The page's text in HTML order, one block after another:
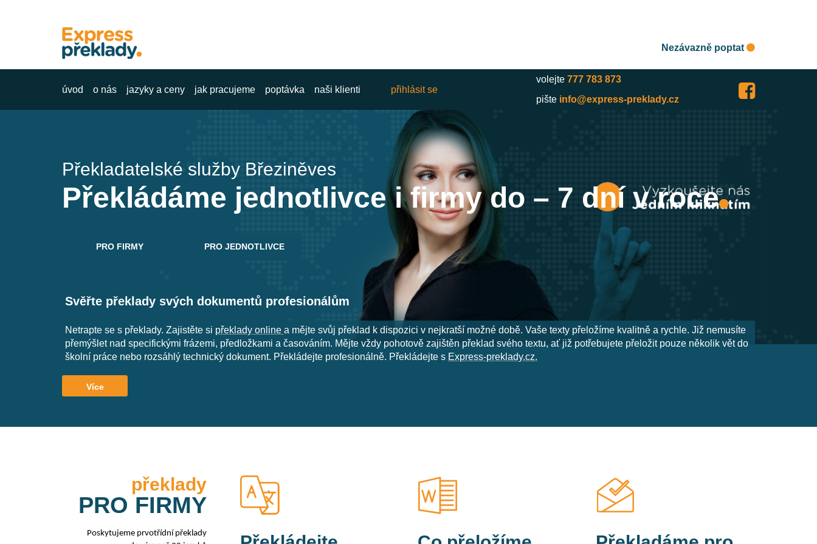
Nezávazně poptat
úvod o nás jazyky a ceny jak pracujeme poptávka naši klienti přihlásit se
volejte 777 783 873
pište info@express-preklady.cz
Překladatelské služby Březiněves
Překládáme jednotlivce i firmy do – 7 dní v roce
PRO FIRMY PRO JEDNOTLIVCE
Svěřte překlady svých dokumentů profesionálům
Netrapte se s překlady. Zajistěte si překlady online a mějte svůj překlad k dispozici v nejkratší možné době. Vaše texty přeložíme kvalitně a rychle. Již nemusíte
přemýšlet nad specifickými frázemi, předložkami a časováním. Mějte vždy pohotově zajištěn překlad svého textu, ať již potřebujete přeložit pouze několik vět do
školní práce nebo rozsáhlý technický dokument. Překládejte profesionálně. Překládejte s Express-preklady.cz.
Potřebujete pro svou společnost zajistit překlad obchodních a propagačních materiálů? Věnujte se tomu, co umíte nejlépe a starost o anglický překlad nechejte
na nás. Přeložíme pro vás obchodní smlouvy, marketingové texty, zajistíme vám ale také akreditovaného překladatele pro soudní překlady. K našim službám
patří mimo jiné také lokalizace webových stránek a softwaru. Váš marketing a obchod tak bude vždy na profesionální úrovni.
Více
překlady
PRO FIRMY
Poskytujeme prvotřídní překlady